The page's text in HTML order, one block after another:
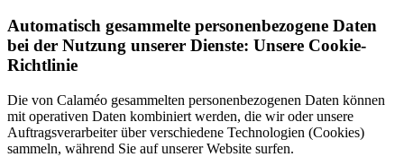
Automatisch gesammelte personenbezogene Daten
bei der Nutzung unserer Dienste: Unsere Cookie-
Richtlinie
Die von Calaméo gesammelten personenbezogenen Daten können
mit operativen Daten kombiniert werden, die wir oder unsere
Auftragsverarbeiter über verschiedene Technologien (Cookies)
sammeln, während Sie auf unserer Website surfen.